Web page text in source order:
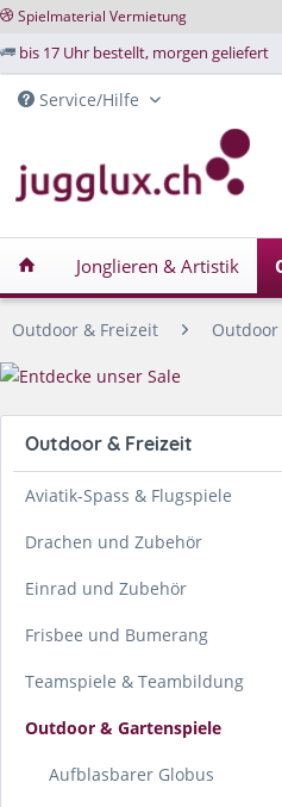
Spielmaterial Vermietung
bis 17 Uhr bestellt, morgen geliefert
Service/Hilfe
Jonglieren & Artistik
Outdoor & Freizeit
Outdoor & Freizeit
Aviatik-Spass & Flugspiele
Drachen und Zubehör
Einrad und Zubehör
Frisbee und Bumerang
Teamspiele & Teambildung
Outdoor & Gartenspiele
Aufblasbarer Globus